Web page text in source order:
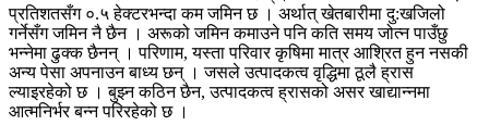
प्रतिशतसँग ०.५ हेक्टरभन्दा कम जमिन छ । अर्थात् खेतबारीमा दु:खजिलो
गर्नेसँग जमिन नै छैन । अरूको जमिन कमाउने पनि कति समय जोत्न पाउँछु
भन्नेमा ढुक्क छैनन् । परिणाम, यस्ता परिवार कृषिमा मात्र आश्रित हुन नसकी
अन्य पेसा अपनाउन बाध्य छन् । जसले उत्पादकत्व वृद्धिमा ठूलै ह्रास
ल्याइरहेको छ । बुझ्न कठिन छैन, उत्पादकत्व ह्रासको असर खाद्यान्नमा
आत्मनिर्भर बन्न परिरहेको छ ।